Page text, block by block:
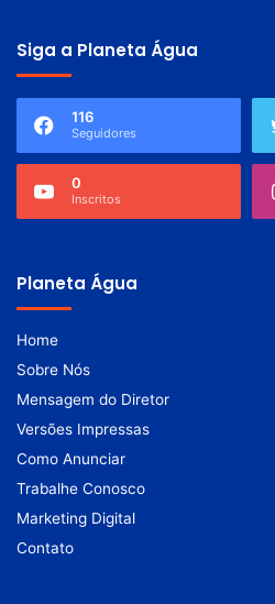
Siga a Planeta Água
116
Seguidores
0
Inscritos
Planeta Água
Home
Sobre Nós
Mensagem do Diretor
Versões Impressas
Como Anunciar
Trabalhe Conosco
Marketing Digital
Contato